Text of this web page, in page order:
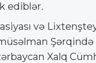
ediblər.
və
müsəlman
Xalq